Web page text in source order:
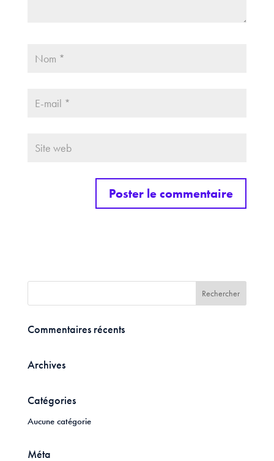
Commentaires récents
Archives
Catégories
Aucune catégorie
Méta